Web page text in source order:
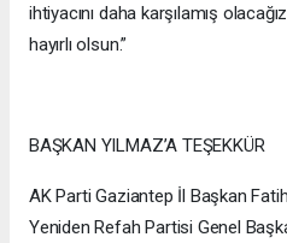
ihtiyacını daha karşılamış
hayırlı olsun.”
BAŞKAN YILMAZ’A TEŞEKKÜR
AK Parti Gaziantep İl Başkan
Yeniden Refah Partisi Genel